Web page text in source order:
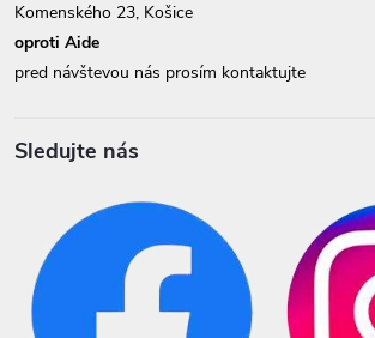
Komenského 23, Košice
oproti Aide
pred návštevou nás prosím kontaktujte
Sledujte nás